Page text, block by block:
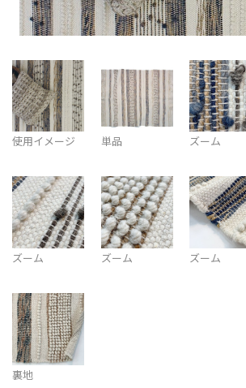
使用イメージ 単品 ズーム
ズーム ズーム ズーム
裏地